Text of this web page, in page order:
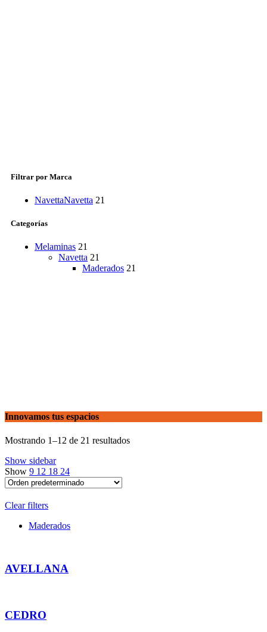
Filtrar por Marca
NavettaNavetta 21
Categorías
Melaminas 21
Navetta 21
Maderados 21
Innovamos tus espacios
Mostrando 1–12 de 21 resultados
Show sidebar
Show 9 12 18 24
Clear filters
Maderados
AVELLANA
CEDRO